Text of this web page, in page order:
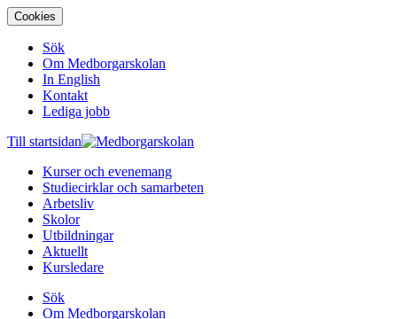
Cookies
Sök
Om Medborgarskolan
In English
Kontakt
Lediga jobb
Till startsidan
Kurser och evenemang
Studiecirklar och samarbeten
Arbetsliv
Skolor
Utbildningar
Aktuellt
Kursledare
Sök
Om Medborgarskolan